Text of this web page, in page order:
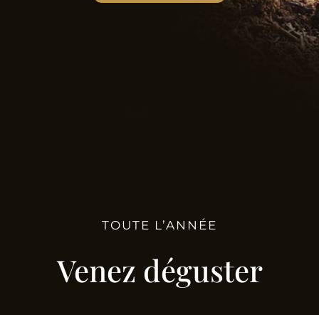
TOUTE L’ANNÉE
Venez déguster